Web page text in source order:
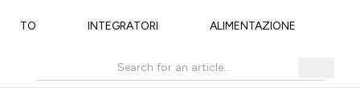
INTEGRATORI ALIMENTAZIONE